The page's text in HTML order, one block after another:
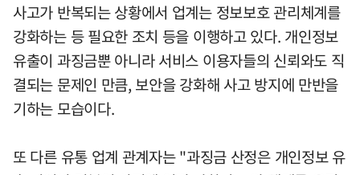
사고가 반복되는 상황에서 업계는 정보보호 관리체계를
강화하는 등 필요한 조치 등을 이행하고 있다. 개인정보
유출이 과징금뿐 아니라 서비스 이용자들의 신뢰와도 직
결되는 문제인 만큼, 보안을 강화해 사고 방지에 만반을
기하는 모습이다.
또 다른 유통 업계 관계자는 "과징금 산정은 개인정보 유